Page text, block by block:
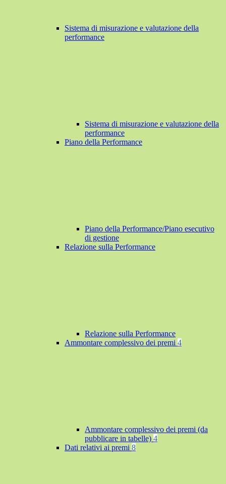
Sistema di misurazione e valutazione della
performance
Sistema di misurazione e valutazione della
performance
Piano della Performance
Piano della Performance/Piano esecutivo
di gestione
Relazione sulla Performance
Relazione sulla Performance
Ammontare complessivo dei premi 4
Ammontare complessivo dei premi (da
pubblicare in tabelle) 4
Dati relativi ai premi 8